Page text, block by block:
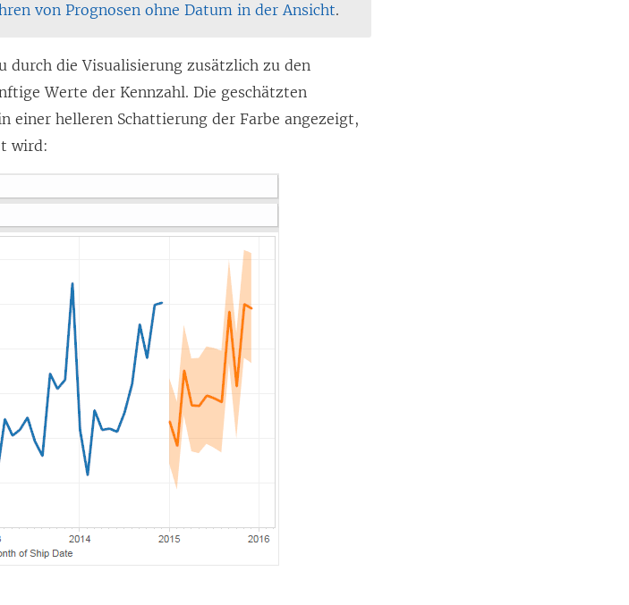
von Prognosen ohne Datum in der Ansicht.
durch die Visualisierung zusätzlich zu den
Werte der Kennzahl. Die geschätzten
einer helleren Schattierung der Farbe angezeigt,
wird: